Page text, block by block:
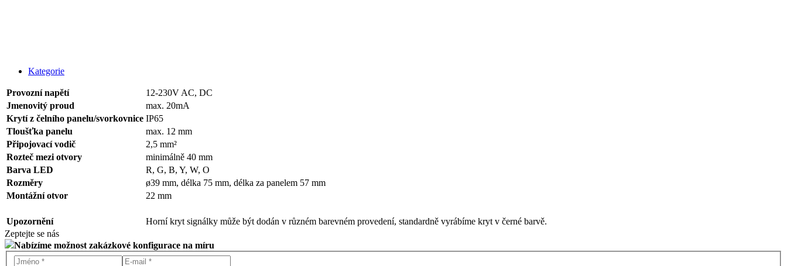
Kategorie
Provozní napětí
12-230V AC, DC
Jmenovitý proud
max. 20mA
Krytí z čelního panelu/svorkovnice IP65
Tloušťka panelu
max. 12 mm
Připojovací vodič
2,5 mm²
Rozteč mezi otvory
minimálně 40 mm
Barva LED
R, G, B, Y, W, O
Rozměry
ø39 mm, délka 75 mm, délka za panelem 57 mm
Montážní otvor
22 mm
Upozornění
Horní kryt signálky může být dodán v různém barevném provedení, standardně vyrábíme kryt v černé barvě.
Zeptejte se nás
Nabízíme možnost zakázkové konfigurace na míru